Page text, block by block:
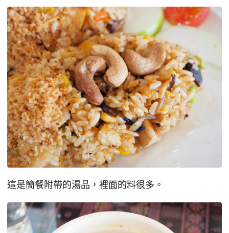
這是簡餐附帶的湯品，裡面的料很多。